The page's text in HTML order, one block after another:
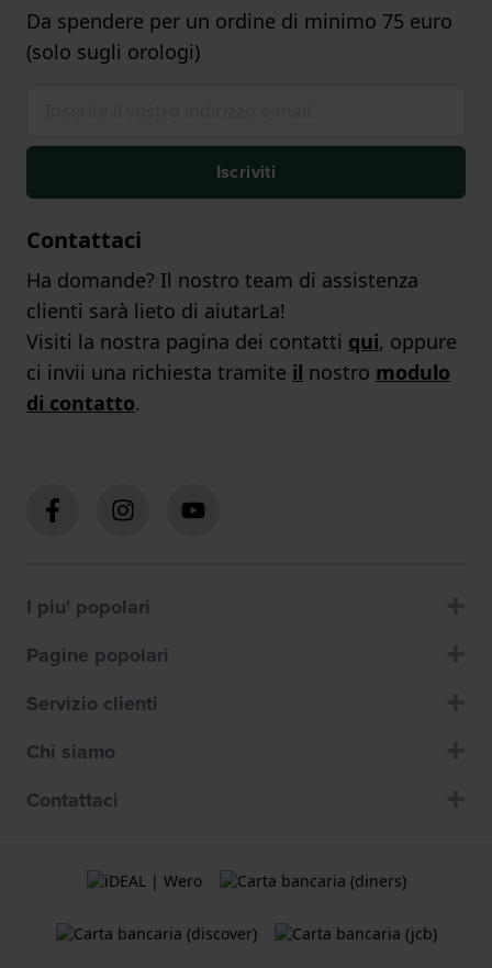
Da spendere per un ordine di minimo 75 euro
(solo sugli orologi)
Iscriviti
Contattaci
Ha domande? Il nostro team di assistenza
clienti sarà lieto di aiutarLa!
Visiti la nostra pagina dei contatti qui, oppure
ci invii una richiesta tramite il nostro modulo
di contatto.
I piu' popolari
Pagine popolari
Servizio clienti
Chi siamo
Contattaci